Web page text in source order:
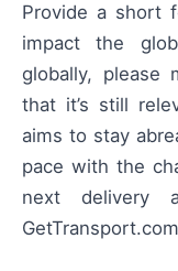
Provide a short
impact the
globally, please
that it’s still
aims to stay
pace with the
next delivery